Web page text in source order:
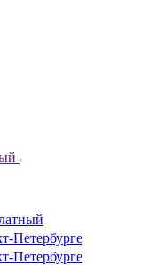
Петербурге
Петербурге